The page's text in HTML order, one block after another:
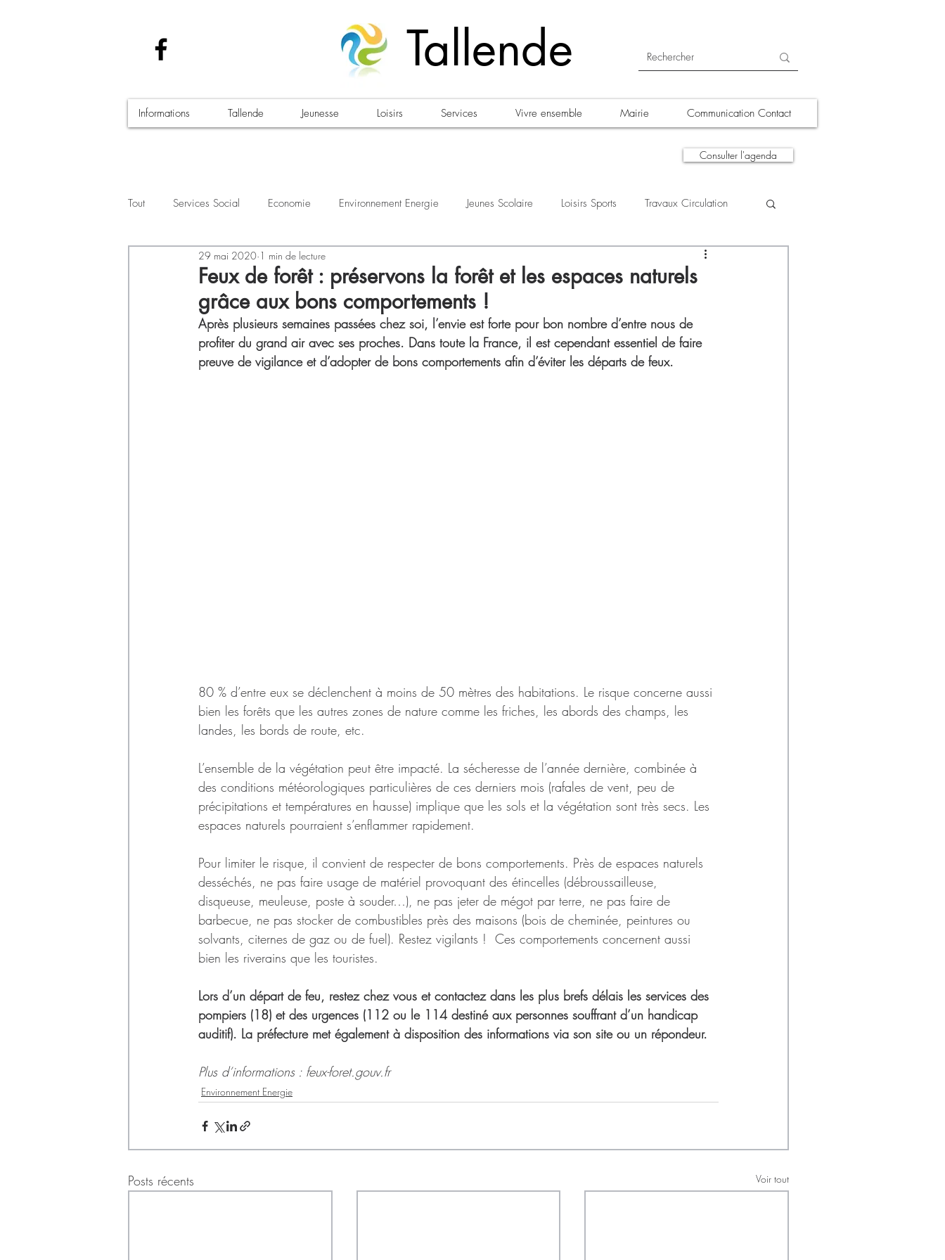
Tallende
Informations Tallende Jeunesse Loisirs Services Vivre ensemble Mairie Communication Contact
Consulter l'agenda
Tout Services Social Economie Environnement Energie Jeunes Scolaire Loisirs Sports Travaux Circulation
Santé - Covid-19 Culture Manifestations A la une
Feux de forêt : préservons la forêt et les espaces naturels
grâce aux bons comportements !
29 mai 2020 1 min de lecture
Après plusieurs semaines passées chez soi, l’envie est forte pour bon nombre d’entre nous de
profiter du grand air avec ses proches. Dans toute la France, il est cependant essentiel de faire
preuve de vigilance et d’adopter de bons comportements afin d’éviter les départs de feux.
80 % d’entre eux se déclenchent à moins de 50 mètres des habitations. Le risque concerne aussi
bien les forêts que les autres zones de nature comme les friches, les abords des champs, les
landes, les bords de route, etc.
L’ensemble de la végétation peut être impacté. La sécheresse de l’année dernière, combinée à
des conditions météorologiques particulières de ces derniers mois (rafales de vent, peu de
précipitations et températures en hausse) implique que les sols et la végétation sont très secs. Les
espaces naturels pourraient s’enflammer rapidement.
Pour limiter le risque, il convient de respecter de bons comportements. Près de espaces naturels
desséchés, ne pas faire usage de matériel provoquant des étincelles (débroussailleuse,
disqueuse, meuleuse, poste à souder…), ne pas jeter de mégot par terre, ne pas faire de
barbecue, ne pas stocker de combustibles près des maisons (bois de cheminée, peintures ou
solvants, citernes de gaz ou de fuel). Restez vigilants !  Ces comportements concernent aussi
bien les riverains que les touristes.
Lors d’un départ de feu, restez chez vous et contactez dans les plus brefs délais les services des
pompiers (18) et des urgences (112 ou le 114 destiné aux personnes souffrant d’un handicap
auditif). La préfecture met également à disposition des informations via son site ou un répondeur.
Plus d’informations : feux-foret.gouv.fr
Environnement Energie
Posts récents Voir tout